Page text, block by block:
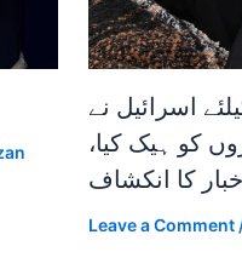
اسرائیل نے
کو ہیک کیا،
کا انکشاف
Leave a Comment